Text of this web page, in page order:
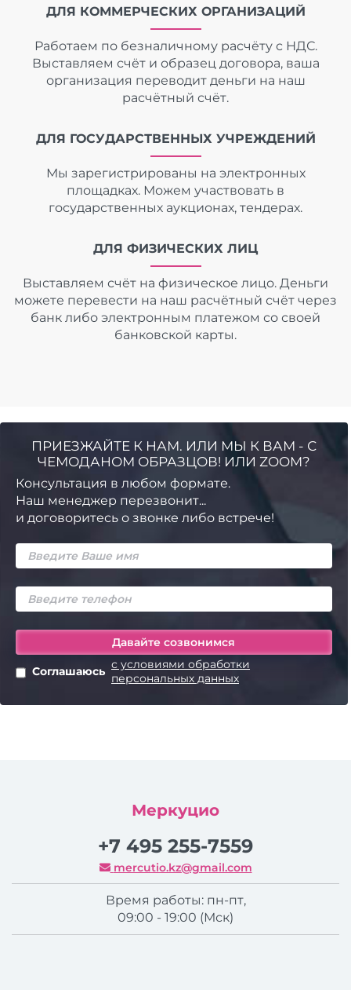
ДЛЯ КОММЕРЧЕСКИХ ОРГАНИЗАЦИЙ
Работаем по безналичному расчёту с НДС.
Выставляем счёт и образец договора, ваша
организация переводит деньги на наш
расчётный счёт.
ДЛЯ ГОСУДАРСТВЕННЫХ УЧРЕЖДЕНИЙ
Мы зарегистрированы на электронных
площадках. Можем участвовать в
государственных аукционах, тендерах.
ДЛЯ ФИЗИЧЕСКИХ ЛИЦ
Выставляем счёт на физическое лицо. Деньги
можете перевести на наш расчётный счёт через
банк либо электронным платежом со своей
банковской карты.
ПРИЕЗЖАЙТЕ К НАМ. ИЛИ МЫ К ВАМ - С
ЧЕМОДАНОМ ОБРАЗЦОВ! ИЛИ ZOOM?
Консультация в любом формате.
Наш менеджер перезвонит...
и договоритесь о звонке либо встрече!
Соглашаюсь с условиями обработки
персональных данных
Меркуцио
+7 495 255-7559
mercutio.kz@gmail.com
Время работы: пн-пт,
09:00 - 19:00 (Мск)